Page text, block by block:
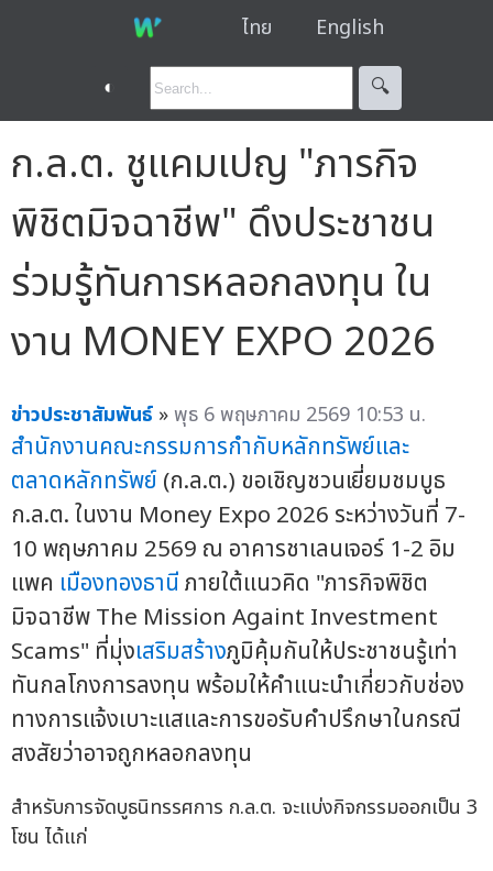
ไทย English
◐ 🔍︎
ก.ล.ต. ชูแคมเปญ "ภารกิจ
พิชิตมิจฉาชีพ" ดึงประชาชน
ร่วมรู้ทันการหลอกลงทุน ใน
งาน MONEY EXPO 2026
ข่าวประชาสัมพันธ์ »พุธ 6 พฤษภาคม 2569 10:53 น.
สำนักงานคณะกรรมการกำกับหลักทรัพย์และ
ตลาดหลักทรัพย์ (ก.ล.ต.) ขอเชิญชวนเยี่ยมชมบูธ
ก.ล.ต. ในงาน Money Expo 2026 ระหว่างวันที่ 7-
10 พฤษภาคม 2569 ณ อาคารชาเลนเจอร์ 1-2 อิม
แพค เมืองทองธานีภายใต้แนวคิด "ภารกิจพิชิต
มิจฉาชีพ The Mission Againt Investment
Scams" ที่มุ่งเสริมสร้างภูมิคุ้มกันให้ประชาชนรู้เท่า
ทันกลโกงการลงทุน พร้อมให้คำแนะนำเกี่ยวกับช่อง
ทางการแจ้งเบาะแสและการขอรับคำปรึกษาในกรณี
สงสัยว่าอาจถูกหลอกลงทุน
สำหรับการจัดบูธนิทรรศการ ก.ล.ต. จะแบ่งกิจกรรมออกเป็น 3
โซน ได้แก่